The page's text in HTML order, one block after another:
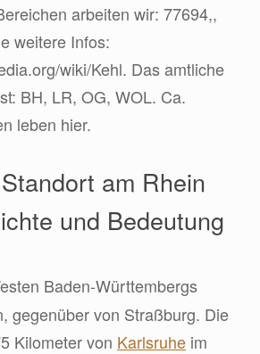
arbeiten wir: 77694,,
weitere Infos:
wiki/Kehl. Das amtliche
BH, LR, OG, WOL. Ca.
leben hier.
am Rhein
und Bedeutung
Baden-Württembergs
gegenüber von Straßburg. Die
Kilometer von Karlsruhe im